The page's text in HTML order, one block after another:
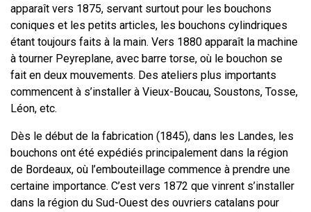
apparaît vers 1875, servant surtout pour les bouchons
coniques et les petits articles, les bouchons cylindriques
étant toujours faits à la main. Vers 1880 apparaît la machine
à tourner Peyreplane, avec barre torse, où le bouchon se
fait en deux mouvements. Des ateliers plus importants
commencent à s’installer à Vieux-Boucau, Soustons, Tosse,
Léon, etc.
Dès le début de la fabrication (1845), dans les Landes, les
bouchons ont été expédiés principalement dans la région
de Bordeaux, où l’embouteillage commence à prendre une
certaine importance. C’est vers 1872 que vinrent s’installer
dans la région du Sud-Ouest des ouvriers catalans pour